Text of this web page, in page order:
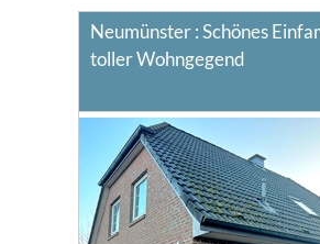
Neumünster : Schönes
toller Wohngegend